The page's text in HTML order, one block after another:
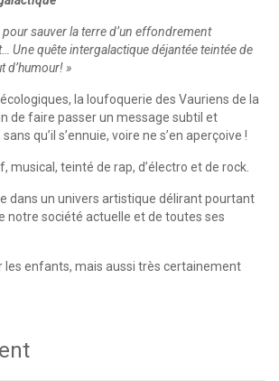
pour sauver la terre d’un effondrement
Une quête intergalactique déjantée teintée de
d’humour! »
la loufoquerie des Vauriens de la
de faire passer un message subtil et
qu’il s’ennuie, voire ne s’en aperçoive !
musical, teinté de rap, d’électro et de rock.
dans un univers artistique délirant pourtant
notre société actuelle et de toutes ses
les enfants, mais aussi très certainement